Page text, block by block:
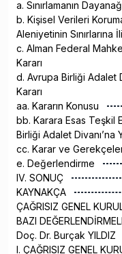
a. Sınırlamanın
b. Kişisel Verileri
Aleniyetinin Sınırlarına
c. Alman Federal
Kararı
d. Avrupa Birliği Adalet
Kararı
aa. Kararın Konusu
bb. Karara Esas Teşkil
Birliği Adalet Divanı’na
cc. Karar ve
e. Değerlendirme
IV. SONUÇ
KAYNAKÇA
ÇAĞRISIZ GENEL
BAZI
Doç. Dr. Burçak YILDIZ
I. ÇAĞRISIZ GENEL